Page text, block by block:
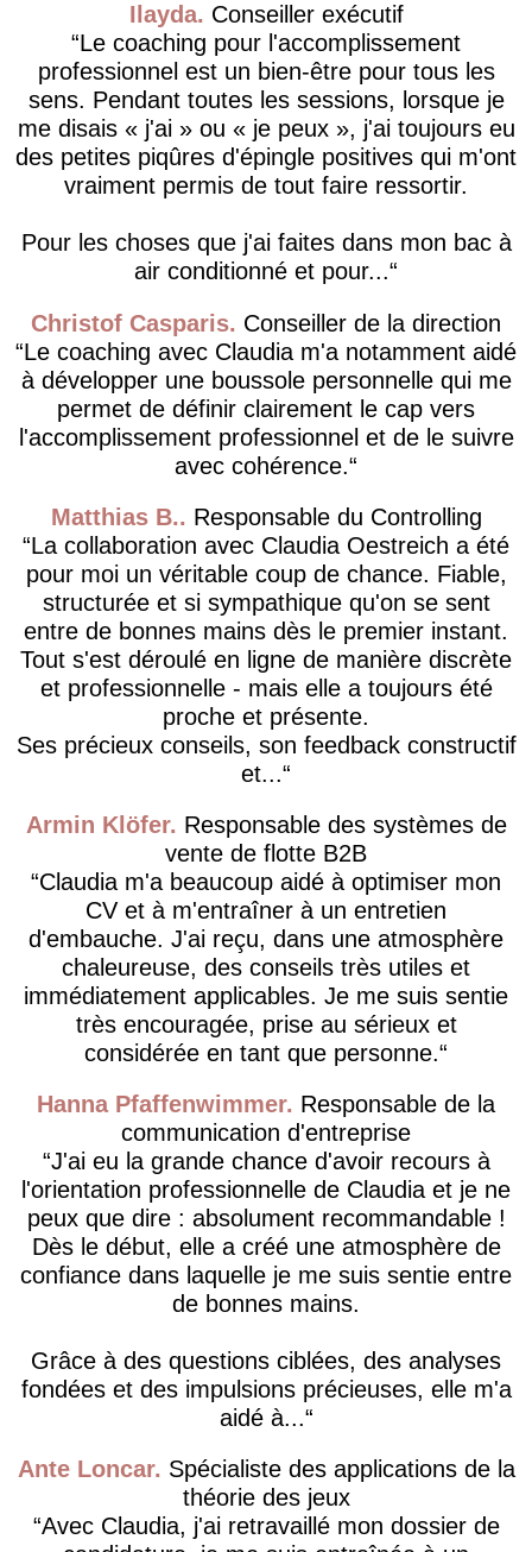
Ilayda
Conseiller exécutif
Le coaching pour l'accomplissement
professionnel est un bien-être pour tous les
sens. Pendant toutes les sessions, lorsque je
me disais « j'ai » ou « je peux », j'ai toujours eu
des petites piqûres d'épingle positives qui m'ont
vraiment permis de tout faire ressortir.
Pour les choses que j'ai faites dans mon bac à
air conditionné et pour...
Christof Casparis Conseiller de la direction
Le coaching avec Claudia m'a notamment aidé
à développer une boussole personnelle qui me
permet de définir clairement le cap vers
l'accomplissement professionnel et de le suivre
avec cohérence.
Matthias B.
Responsable du Controlling
La collaboration avec Claudia Oestreich a été
pour moi un véritable coup de chance. Fiable,
structurée et si sympathique qu'on se sent
entre de bonnes mains dès le premier instant.
Tout s'est déroulé en ligne de manière discrète
et professionnelle - mais elle a toujours été
proche et présente.
Ses précieux conseils, son feedback constructif
et...
Armin Klöfer
Responsable des systèmes de
vente de flotte B2B
Claudia m'a beaucoup aidé à optimiser mon
CV et à m'entraîner à un entretien
d'embauche. J'ai reçu, dans une atmosphère
chaleureuse, des conseils très utiles et
immédiatement applicables. Je me suis sentie
très encouragée, prise au sérieux et
considérée en tant que personne.
Hanna Pfaffenwimmer Responsable de la
communication d'entreprise
J'ai eu la grande chance d'avoir recours à
l'orientation professionnelle de Claudia et je ne
peux que dire : absolument recommandable !
Dès le début, elle a créé une atmosphère de
confiance dans laquelle je me suis sentie entre
de bonnes mains.
Grâce à des questions ciblées, des analyses
fondées et des impulsions précieuses, elle m'a
aidé à...
Ante Loncar
Spécialiste des applications de la
théorie des jeux
Avec Claudia, j'ai retravaillé mon dossier de